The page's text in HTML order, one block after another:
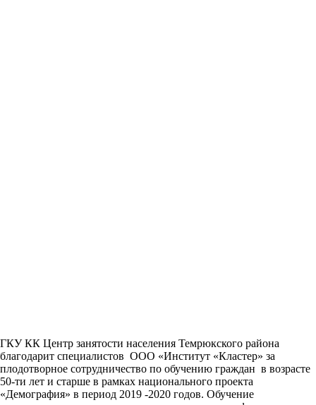
ГКУ КК Центр занятости населения Темрюкского района
благодарит специалистов ООО «Институт «Кластер» за
плодотворное сотрудничество по обучению граждан в возрасте
50-ти лет и старше в рамках национального проекта
«Демография» в период 2019 -2020 годов. Обучение